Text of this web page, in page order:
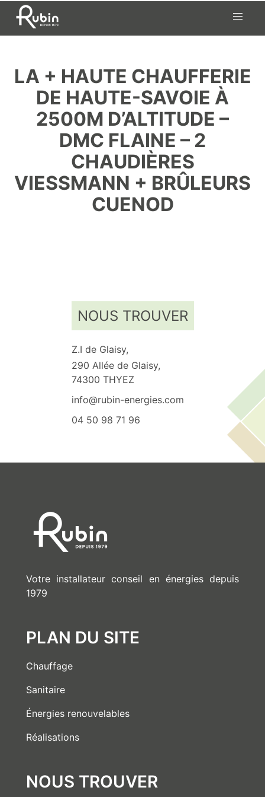
contentLA + HAUTE CHAUFFERIE
DE HAUTE-SAVOIE À
2500M D’ALTITUDE –
DMC FLAINE – 2
CHAUDIÈRES
VIESSMANN + BRÛLEURS
CUENOD
NOUS TROUVER
Z.I de Glaisy,
290 Allée de Glaisy,
74300 THYEZ
info@rubin-energies.com
04 50 98 71 96
Votre installateur conseil en énergies depuis
1979
PLAN DU SITE
Chauffage
Sanitaire
Énergies renouvelables
Réalisations
NOUS TROUVER